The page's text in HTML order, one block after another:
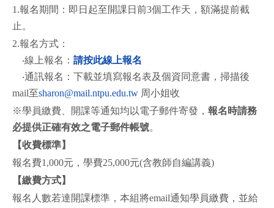
1.報名期間：即日起至開課日前3個工作天，額滿提前截
止。
2.報名方式：
‧線上報名： 請按此線上報名
‧通訊報名：下載並填寫報名表及個資同意書， 掃描後
mail至sharon@mail.ntpu.edu.tw 周小姐收
※學員繳費、開課等通知均以電子郵件寄發， 報名時請務
必提供正確有效之電子郵件帳號。
【收費標準】
報名費1,000元，學費25,000元(含教師自編講義)
【繳費方式】
報名人數若達開課標準，本組將email通知學員繳費，並給